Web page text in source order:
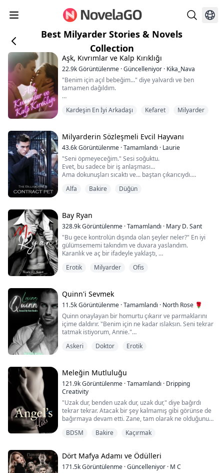
Best Milyarder Stories & Novels
Collection
Aşk, Kıvrımlar ve Kalp Kırıklığı
22.9kGörüntülenme ·Güncelleniyor · Kika_Nava
"Benim için açıl bebeğim..." diye yalvardı ve ben
tamamen dağıldım.
başladı, her yeri, içimi dışımı sanki beni tamamen
Ama Ethan kararlıydı, ovalamaya, itmeye başladı ve
ben zevkten bağırırken kendime engel olamadım,
sırtımı kavisleştirip titredim. Ellerim sırtında, tı...
Kardeşin En İyi Arkadaşı Kefaret Milyarder
Milyarderin Sözleşmeli Evcil Hayvanı
43.6kGörüntülenme ·Tamamlandı · Laurie
"Seni öpmeyeceğim." Sesi soğuktu.
Evet, bu sadece bir iş anlaşması...
Ama dokunuşları sıcaktı ve... baştan çıkarıcıydı.
öğrencisi. Üvey annesi Jane ve üvey kız kardeşi Anna
tarafından kötü muameleye ve işkenceye maruz
kalmıştı. Hayatındaki tek umut, onu dünyanın en mutlu
kadını yapacağına söz veren prens g...
Alfa Bakire Düğün
Bay Ryan
328.9kGörüntülenme ·Tamamlandı · Mary D. Sant
"Bu gece kontrolün dışında olan şeyler neler?" En iyi
gülümsememi takındım ve duvara yaslandım.
Karanlık ve aç bir ifadeyle yaklaştı,
elleri yüzüme uzandı ve bedenini benimkine bastırdı.
"Eğer benimle gelmezsen, seni burada becereceğim."
diye fısıldadı.
Katherine, 18 yaşını geçti...
Erotik Milyarder Ofis
Quinn'i Sevmek
11.5kGörüntülenme ·Tamamlandı · North Rose 🌹
Quinn onaylayan bir homurtu çıkarır ve parmaklarını
içime daldırır. "Benim için ne kadar ıslaksın. Seni tekrar
tatmak istiyorum, Annie."
Ne yapmayı planladığını anlamadan önce, Quinn
yüksek sesle inlerim. İki parmağını derinlemesine içime
sokar.
Bir elim masamı sıkıca tutarken, diğer e...
Askeri Doktor Erotik
Meleğin Mutluluğu
121.9kGörüntülenme ·Tamamlandı · Dripping
Creativity
"Uzak dur, benden uzak dur, uzak dur," diye bağırdı
tekrar tekrar. Atacak bir şey kalmamış gibi görünse de
bağırmaya devam etti. Zane, tam olarak ne olduğunu
gürültü yüzünden odaklanamıyordu.
"Kes sesini!" diye kükredi ona. Kadın sustu ve gözlerinin
dolduğunu, dudaklarının titrediğini gördü. Kahretsin,
diye düşündü. Çoğu erkek gibi, ağlayan bi...
BDSM Bakire Kaçırmak
Dört Mafya Adamı ve Ödülleri
171.5kGörüntülenme ·Güncelleniyor · M C